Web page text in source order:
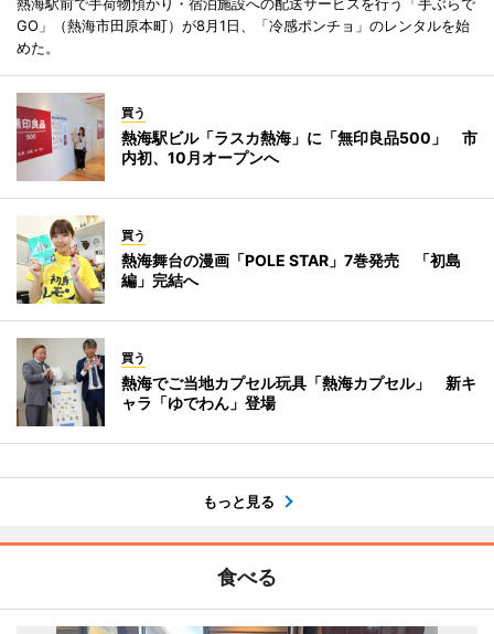
GO」（熱海市田原本町）が8月1日、「冷感ポンチョ」のレンタルを始
めた。
買う
熱海駅ビル「ラスカ熱海」に「無印良品500」 市
内初、10月オープンへ
買う
熱海舞台の漫画「POLE STAR」7巻発売 「初島
編」完結へ
買う
熱海でご当地カプセル玩具「熱海カプセル」 新キ
ャラ「ゆでわん」登場
もっと見る
食べる